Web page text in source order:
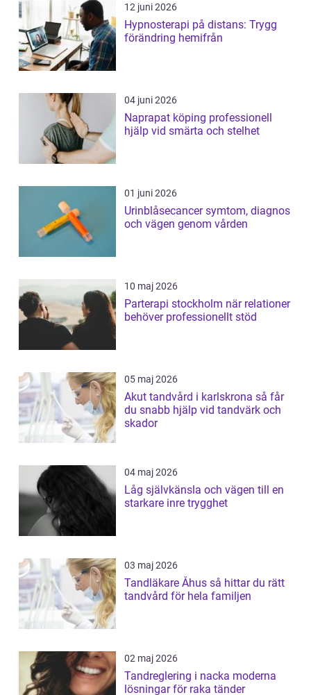
12 juni 2026
Hypnosterapi på distans: Trygg
förändring hemifrån
04 juni 2026
Naprapat köping professionell
hjälp vid smärta och stelhet
01 juni 2026
Urinblåsecancer symtom, diagnos
och vägen genom vården
10 maj 2026
Parterapi stockholm när relationer
behöver professionellt stöd
05 maj 2026
Akut tandvård i karlskrona så får
du snabb hjälp vid tandvärk och
skador
04 maj 2026
Låg självkänsla och vägen till en
starkare inre trygghet
03 maj 2026
Tandläkare Åhus så hittar du rätt
tandvård för hela familjen
02 maj 2026
Tandreglering i nacka moderna
lösningar för raka tänder